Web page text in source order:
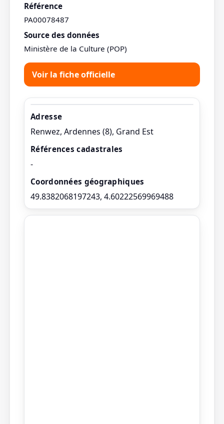
Référence
PA00078487
Source des données
Ministère de la Culture (POP)
Voir la fiche officielle
Adresse
Renwez, Ardennes (8), Grand Est
Références cadastrales
-
Coordonnées géographiques
49.8382068197243, 4.60222569969488